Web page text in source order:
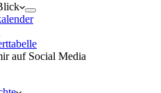
auf Social Media